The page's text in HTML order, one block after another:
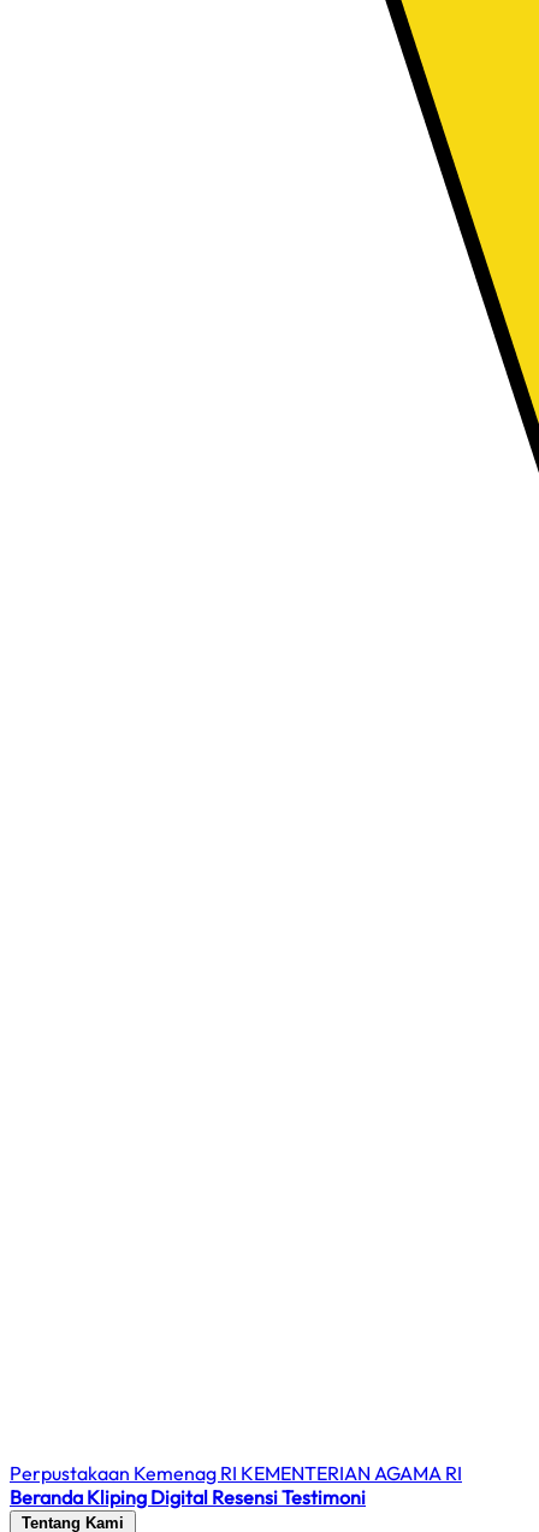
Perpustakaan Kemenag RI KEMENTERIAN AGAMA RI
Beranda Kliping Digital ResensiTestimoni
Tentang Kami